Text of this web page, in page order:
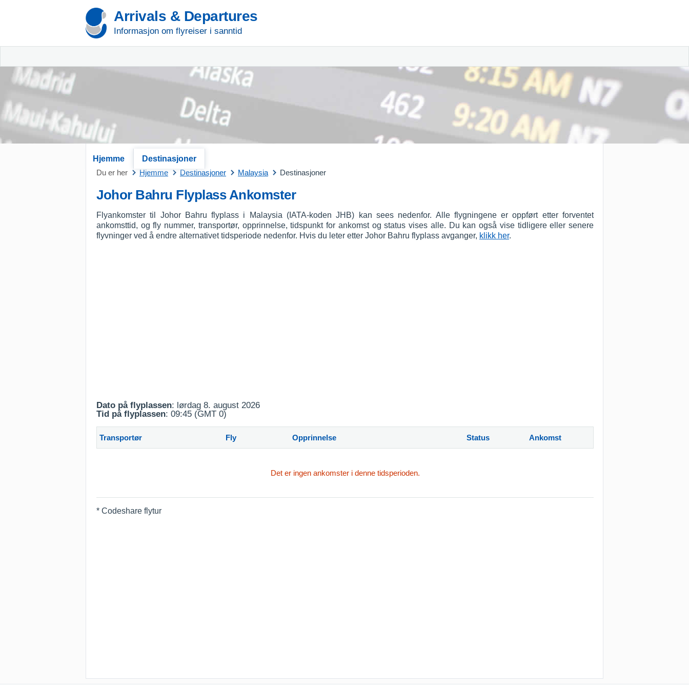
Arrivals & Departures
Informasjon om flyreiser i sanntid
Hjemme
Destinasjoner
Du er her
Hjemme Destinasjoner Malaysia Destinasjoner
Johor Bahru Flyplass Ankomster
Flyankomster til Johor Bahru flyplass i Malaysia (IATA-koden JHB) kan sees nedenfor. Alle flygningene er oppført etter forventet
ankomsttid, og fly nummer, transportør, opprinnelse, tidspunkt for ankomst og status vises alle. Du kan også vise tidligere eller senere
flyvninger ved å endre alternativet tidsperiode nedenfor. Hvis du leter etter Johor Bahru flyplass avganger, klikk her.
Dato på flyplassen: lørdag 8. august 2026
Tid på flyplassen: 09:45 (GMT 0)
Transportør Fly Opprinnelse Status Ankomst
Det er ingen ankomster i denne tidsperioden.
* Codeshare flytur